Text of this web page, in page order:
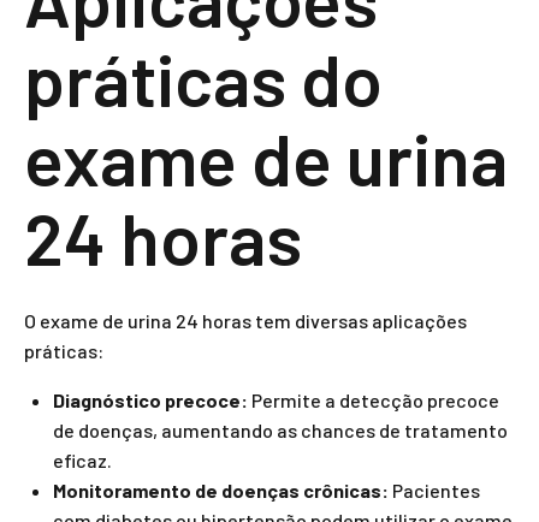
práticas do
exame de urina
24 horas
O exame de urina 24 horas tem diversas aplicações
práticas:
Diagnóstico precoce: Permite a detecção precoce
de doenças, aumentando as chances de tratamento
eficaz.
Monitoramento de doenças crônicas: Pacientes